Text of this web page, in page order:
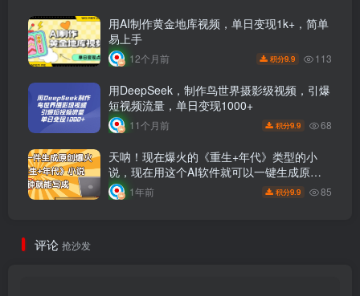
用AI制作黄金地库视频，单日变现1k+，简单
易上手
12个月前 积分9.9 113
用DeepSeek，制作鸟世界摄影级视频，引爆
短视频流量，单日变现1000+
11个月前 积分9.9 68
天呐！现在爆火的《重生+年代》类型的小
说，现在用这个AI软件就可以一键生成原创
小说了1年前 积分9.9 85
评论 抢沙发